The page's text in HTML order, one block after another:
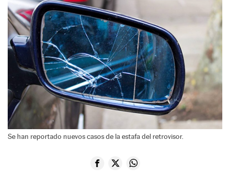
Se han reportado nuevos casos de la estafa del retrovisor.